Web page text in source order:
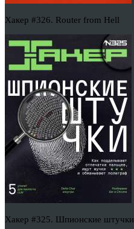
Хакер #326. Router from Hell
Хакер #325. Шпионские штучки